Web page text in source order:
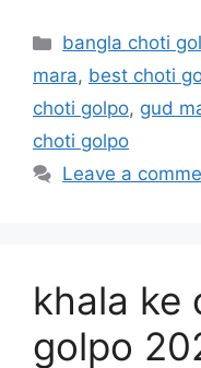
Categories
bangla choti
mara, best choti
choti golpo, gud
choti golpo
Leave a
khala ke
golpo